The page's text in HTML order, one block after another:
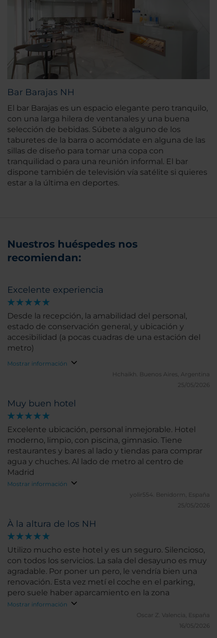
Bar Barajas NH
El bar Barajas es un espacio elegante pero tranquilo,
con una larga hilera de ventanales y una buena
selección de bebidas. Súbete a alguno de los
taburetes de la barra o acomódate en alguna de las
sillas de diseño para tomar una copa con
tranquilidad o para una reunión informal. El bar
dispone también de televisión vía satélite si quieres
estar a la última en deportes.
Nuestros huéspedes nos
recomiendan:
Excelente experiencia
Desde la recepción, la amabilidad del personal,
estado de conservación general, y ubicación y
accesibilidad (a pocas cuadras de una estación del
metro)
Mostrar información
Hchaikh. Buenos Aires, Argentina
25/05/2026
Muy buen hotel
Excelente ubicación, personal inmejorable. Hotel
moderno, limpio, con piscina, gimnasio. Tiene
restaurantes y bares al lado y tiendas para comprar
agua y chuches. Al lado de metro al centro de
Madrid
Mostrar información
yolir554. Benidorm, España
25/05/2026
À la altura de los NH
Utilizo mucho este hotel y es un seguro. Silencioso,
con todos los servicios. La sala del desayuno es muy
agradable. Por poner un pero, le vendría bien una
renovación. Esta vez metí el coche en el parking,
pero suele haber aparcamiento en la zona
Mostrar información
Oscar Z. Valencia, España
16/05/2026